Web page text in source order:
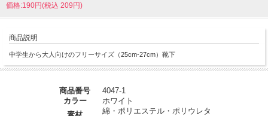
価格:190円(税込 209円)
商品説明
中学生から大人向けのフリーサイズ（25cm-27cm）靴下
商品番号
4047-1
カラー
ホワイト
綿・ポリエステル・ポリウレタ